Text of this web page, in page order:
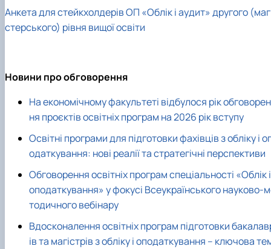
Aнкета для стейкхолдерів ОП «Облік і аудит» другого
стерського) рівня вищої освіти
Новини про обговорення
На економічному факультеті відбулося рік обговорен
ня проєктів освітніх програм на 2026 рік вступу
Освітні програми для підготовки фахівців з обліку і
одаткування: нові реалії та стратегічні перспективи
Обговорення освітніх програм спеціальності «Облік і
оподаткування» у фокусі Всеукраїнського науково-
тодичного вебінару
Вдосконалення освітніх програм підготовки
ів та магістрів з обліку і оподаткування – ключова